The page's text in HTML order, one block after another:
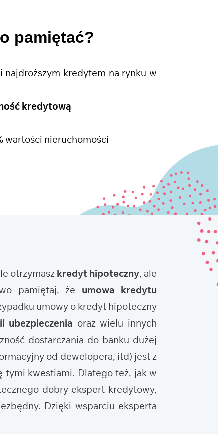
pamiętać?
kredytem na rynku w
kredytową
wartości nieruchomości
otrzymasz kredyt hipoteczny, ale
pamiętaj, że umowa kredytu
umowy o kredyt hipoteczny
ubezpieczenia oraz wielu innych
dostarczania do banku dużej
od dewelopera, itd) jest z
tymi kwestiami. Dlatego też, jak w
dobry ekspert kredytowy,
Dzięki wsparciu eksperta